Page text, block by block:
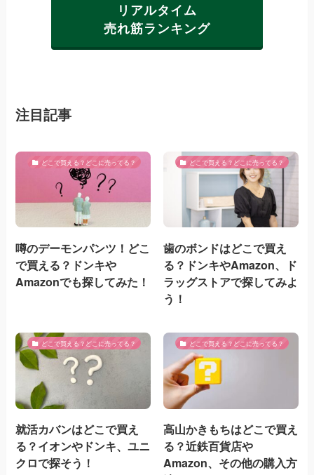
リアルタイム
売れ筋ランキング
注目記事
どこで買える？どこに売ってる？
噂のデーモンパンツ！どこ
で買える？ドンキや
Amazonでも探してみた！
どこで買える？どこに売ってる？
歯のボンドはどこで買え
る？ドンキやAmazon、ド
ラッグストアで探してみよ
う！
どこで買える？どこに売ってる？
就活カバンはどこで買え
る？イオンやドンキ、ユニ
クロで探そう！
どこで買える？どこに売ってる？
高山かきもちはどこで買え
る？近鉄百貨店や
Amazon、その他の購入方